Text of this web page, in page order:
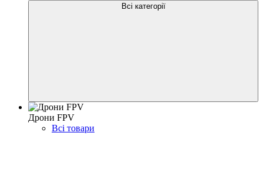
Всі категорії
Дрони FPV
Всі товари